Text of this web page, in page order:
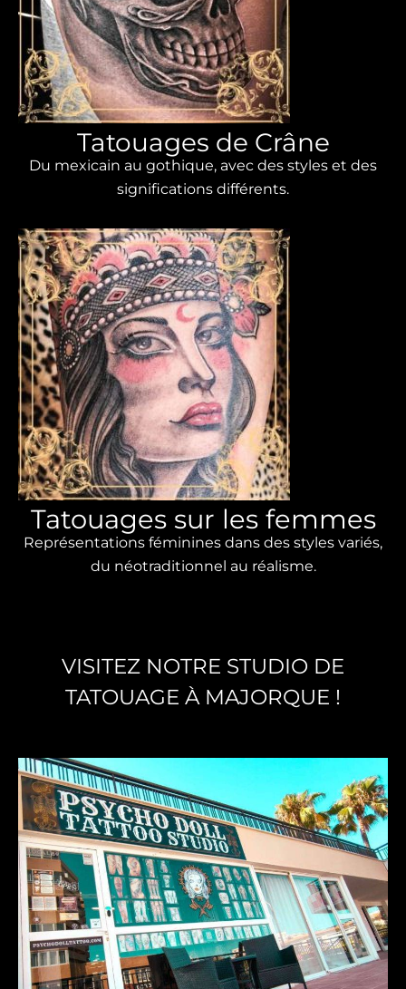
Tatouages ​​de Crâne
Du mexicain au gothique, avec des styles et des
significations différents.
Tatouages ​​​​sur les femmes
Représentations féminines dans des styles variés,
du néotraditionnel au réalisme.
VISITEZ NOTRE STUDIO DE
TATOUAGE À MAJORQUE !